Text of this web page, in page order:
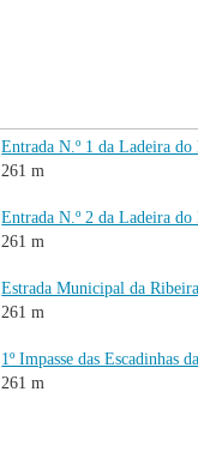
Entrada N.º 1 da Ladeira do
261 m
Entrada N.º 2 da Ladeira do
261 m
Estrada Municipal da
261 m
1º Impasse das Escadinhas
261 m